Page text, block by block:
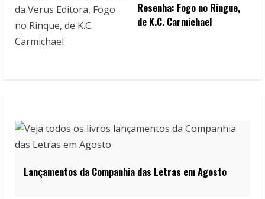
Resenha: Fogo no Ringue,
de K.C. Carmichael
Lançamentos da Companhia das Letras em Agosto